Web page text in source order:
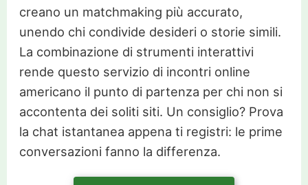
creano un matchmaking più accurato,
unendo chi condivide desideri o storie simili.
La combinazione di strumenti interattivi
rende questo servizio di incontri online
americano il punto di partenza per chi non si
accontenta dei soliti siti. Un consiglio? Prova
la chat istantanea appena ti registri: le prime
conversazioni fanno la differenza.